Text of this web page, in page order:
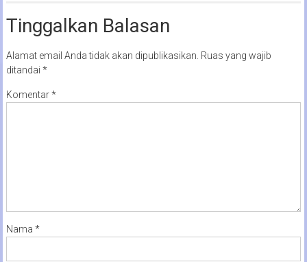
Tinggalkan Balasan
Alamat email Anda tidak akan dipublikasikan. Ruas yang wajib
ditandai *
Komentar*
Nama *